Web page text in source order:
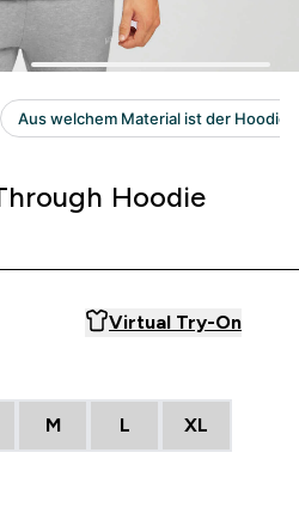
Hoodie
Virtual Try-On
M L XL